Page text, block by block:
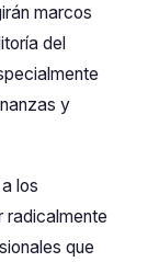
marcos
del
y
los
radicalmente
que